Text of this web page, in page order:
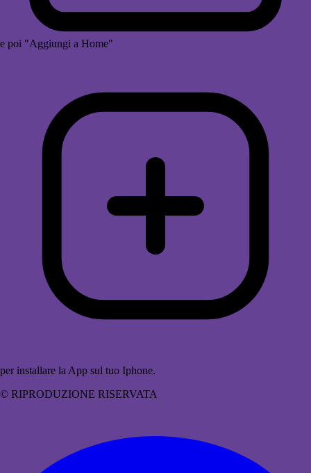
e poi "Aggiungi a Home"
per installare la App sul tuo Iphone.
© RIPRODUZIONE RISERVATA